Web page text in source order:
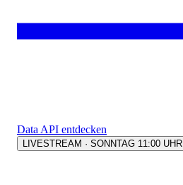
Data API entdecken
LIVESTREAM · SONNTAG 11:00 UHR